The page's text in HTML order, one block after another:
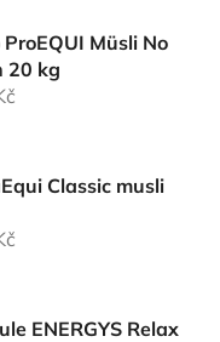
ProEQUI Müsli No
20 kg
Classic musli
ENERGYS Relax